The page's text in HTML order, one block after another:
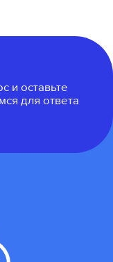
и оставьте
для ответа